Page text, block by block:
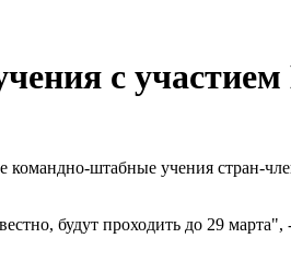
с
штабные учения стран-
будут проходить до 29